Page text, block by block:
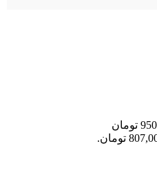
قیمت اصلی: 950,000 تومان